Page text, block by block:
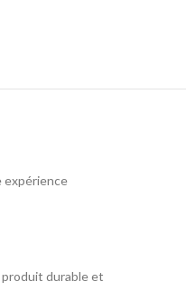
expérience
produit durable et